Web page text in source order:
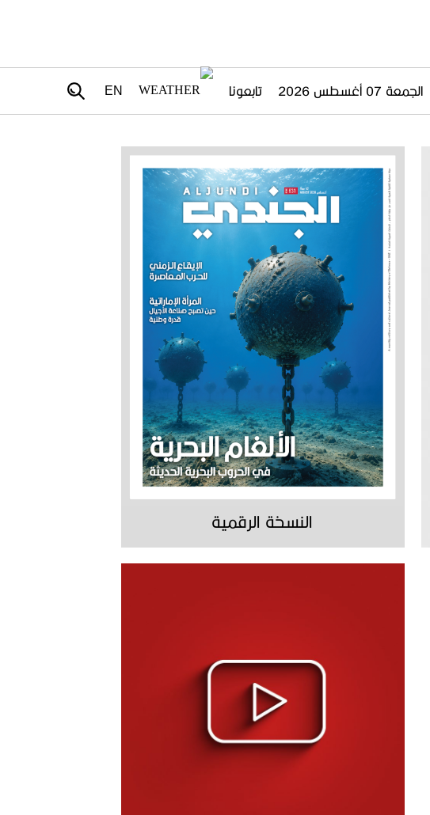
الجمعة 07 أغسطس 2026 تابعونا EN
النسخة الرقمية